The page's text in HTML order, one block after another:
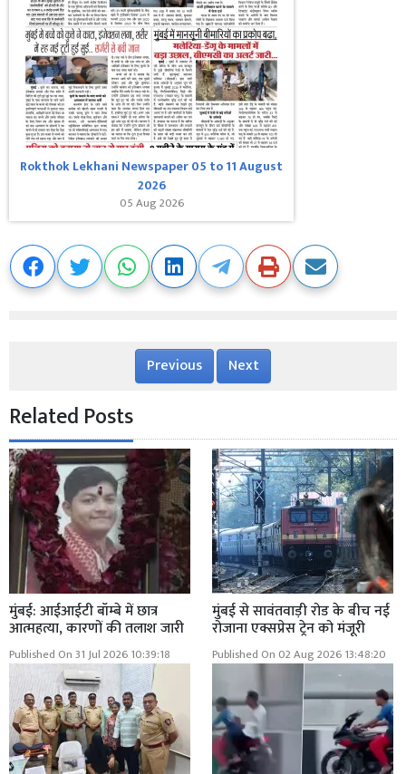
Rokthok Lekhani Newspaper 05 to 11 August
2026
05 Aug 2026
Previous Next
Related Posts
मुंबई: आईआईटी बॉम्बे में छात्र
आत्महत्या, कारणों की तलाश जारी
Published On 31 Jul 2026 10:39:18
मुंबई से सावंतवाड़ी रोड के बीच नई
रोजाना एक्सप्रेस ट्रेन को मंजूरी
Published On 02 Aug 2026 13:48:20